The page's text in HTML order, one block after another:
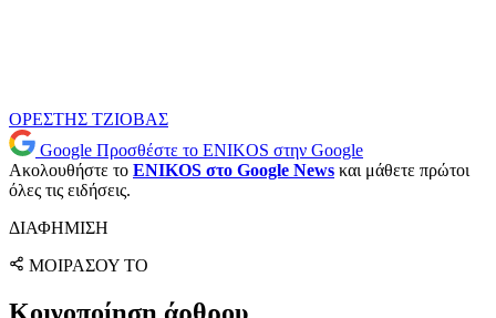
ΟΡΕΣΤΗΣ ΤΖΙΟΒΑΣ
Google Προσθέστε το ENIKOS στην Google
Ακολουθήστε το ENIKOS στο Google News και μάθετε πρώτοι
όλες τις ειδήσεις.
ΔΙΑΦΗΜΙΣΗ
ΜΟΙΡΑΣΟΥ ΤΟ